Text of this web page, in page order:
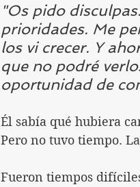
"Os pido
prioridades. Me
los vi crecer. Y
que no podré
oportunidad de
Él sabía qué hubiera
Pero no tuvo tiempo.
Fueron tiempos